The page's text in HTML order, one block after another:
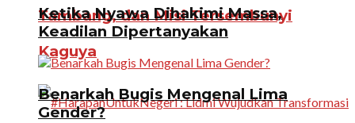
Tambang, dan Misi Tersembunyi
Kaguya
Ketika Nyawa Dihakimi Massa,
Keadilan Dipertanyakan
Benarkah Bugis Mengenal Lima
Gender?